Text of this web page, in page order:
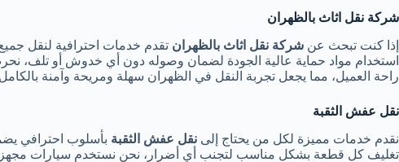
شركة نقل اثاث بالظهران
إذا كنت تبحث عن شركة نقل اثاث بالظهران تقدم خدمات احترافية لنقل جميع
استخدام مواد حماية عالية الجودة لضمان وصوله دون أي خدوش أو تلف،
راحة العميل، مما يجعل تجربة النقل في الظهران سهلة ومريحة وآمنة
نقل عفش الثقبة
نقدم خدمات مميزة لكل من يحتاج إلى نقل عفش الثقبة بأسلوب احترافي
تغليف كل قطعة بشكل مناسب لتجنب أي أضرار، نحن نستخدم سيارات مجهزة